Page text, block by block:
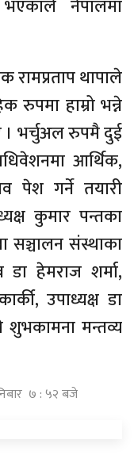
नेपालमा
थापाले
रुपमा हाम्रो भन्ने
। भर्चुअल रुपमै दुई
आर्थिक,
पेश गर्ने तयारी
कुमार पन्तका
सञ्चालन संस्थाका
डा हेमराज शर्मा,
उपाध्यक्ष डा
शुभकामना मन्तव्य
७ : ५२ बजे